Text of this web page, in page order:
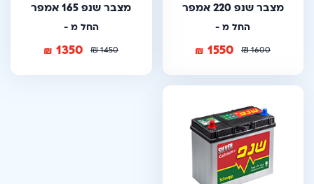
מצבר שנפ 220 אמפר
החל מ -
1600
₪
1550
₪
מצבר שנפ 165 אמפר
החל מ -
1450
₪
1350
₪